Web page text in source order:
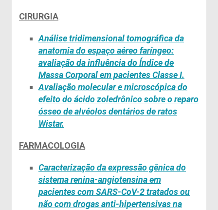
CIRURGIA:
Análise tridimensional tomográfica da
anatomia do espaço aéreo faríngeo:
avaliação da influência do Índice de
Massa Corporal em pacientes ClasseI.
Avaliação molecular e microscópica do
efeito do ácidozoledrônicosobre o reparo
ósseo de alvéolos dentários de ratos
Wistar.
FARMACOLOGIA:
Caracterização da expressão gênica do
sistema renina-angiotensina em
pacientes com SARS-CoV-2 tratados ou
não com drogas anti-hipertensivas na